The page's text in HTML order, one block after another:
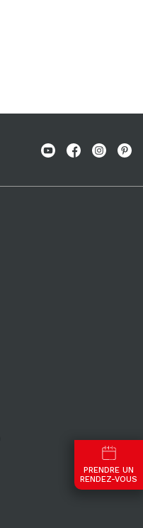
PRENDRE UN
RENDEZ-VOUS